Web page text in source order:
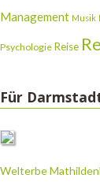
Management Musik
Psychologie Reise
Für
Welterbe